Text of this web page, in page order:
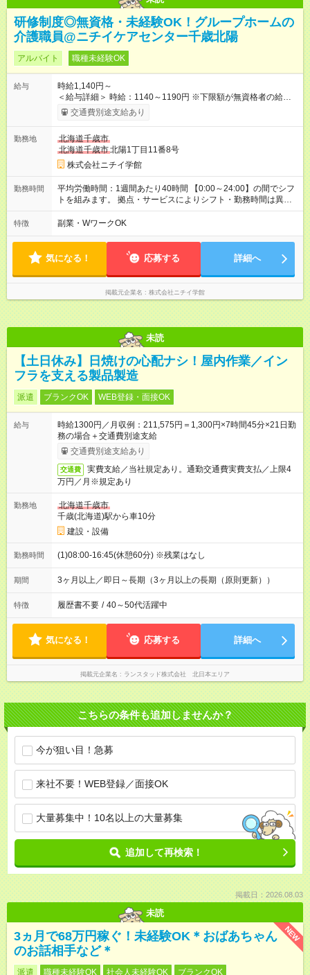
研修制度◎無資格・未経験OK！グループホームの
介護職員@ニチイケアセンター千歳北陽
アルバイト 職種未経験OK
給与
時給1,140円～
＜給与詳細＞ 時給：1140～1190円 ※下限額が無資格者の給与
です。 【試用期間】試用期間あり 試用期間の長さ：3ヶ月 雇用
形態、給与は本採用時と同じです。
交通費別途支給あり
勤務地
北海道千歳市
北海道千歳市北陽1丁目11番8号
株式会社ニチイ学館
勤務時間
平均労働時間：1週間あたり40時間 【0:00～24:00】の間でシフ
トを組みます。 拠点・サービスによりシフト・勤務時間は異な
ります。 ＜シフト例＞ 早番：7:30～16:30 日勤：9:00～18:00
遅番：10:30～19:30 夜勤：16:30～翌9:30 ※上記は一例です。
たり40時間 【0:00～24:00】の間でシフトを組みます。 拠点・
サービスによりシフト・勤務時間は異なります。 ＜シフト例＞
早番：7:30～16:30 日勤：9:00～18:00 遅番：10:30～19:30 夜
勤：16:30～翌9:30 ※上記は一例です。 ※勤務日数や時間帯はご
相談ください。
特徴 副業・WワークOK
気になる！ 応募する 詳細へ
掲載元企業名 株式会社ニチイ学館
未読
【土日休み】日焼けの心配ナシ！屋内作業／イン
フラを支える製品製造
派遣 ブランクOK WEB登録・面接OK
給与
時給1300円／月収例：211,575円＝1,300円×7時間45分×21日勤
務の場合＋交通費別途支給
交通費別途支給あり
交通費
実費支給／当社規定あり。通勤交通費実費支払／上限4
万円／月※規定あり
勤務地
北海道千歳市
千歳(北海道)駅から車10分
建設・設備
勤務時間 (1)08:00-16:45(休憩60分) ※残業はなし
期間 3ヶ月以上／即日～長期（3ヶ月以上の長期（原則更新））
特徴 履歴書不要 / 40～50代活躍中
気になる！ 応募する 詳細へ
掲載元企業名 ランスタッド株式会社 北日本エリア
こちらの条件も追加しませんか？
今が狙い目！急募
来社不要！WEB登録／面接OK
大量募集中！10名以上の大量募集
追加して再検索！
掲載日：2026.08.03
未読
NEW
3ヵ月で68万円稼ぐ！未経験OK＊おばあちゃん
のお話相手など＊
派遣 職種未経験OK 社会人未経験OK ブランクOK